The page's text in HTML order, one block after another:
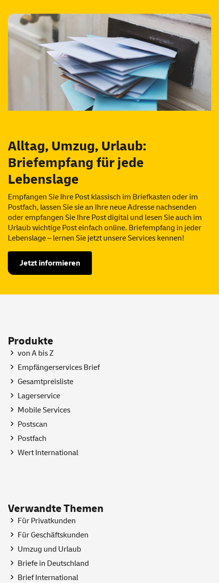
Alltag, Umzug, Urlaub:
Briefempfang für jede
Lebenslage
Empfangen Sie Ihre Post klassisch im Briefkasten oder im
Postfach, lassen Sie sie an Ihre neue Adresse nachsenden
oder empfangen Sie Ihre Post digital und lesen Sie auch im
Urlaub wichtige Post einfach online. Briefempfang in jeder
Lebenslage – lernen Sie jetzt unsereServices kennen!
Jetzt informieren
Produkte
von A bis Z
Empfängerservices Brief
Gesamtpreisliste
Lagerservice
MobileServices
Postscan
Postfach
Wert International
Verwandte Themen
Für Privatkunden
Für Geschäftskunden
Umzug und Urlaub
Briefe in Deutschland
Brief International